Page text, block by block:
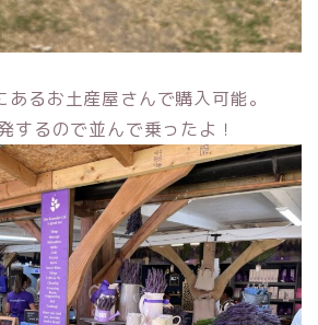
るお土産屋さんで購入可能。
するので並んで乗ったよ！